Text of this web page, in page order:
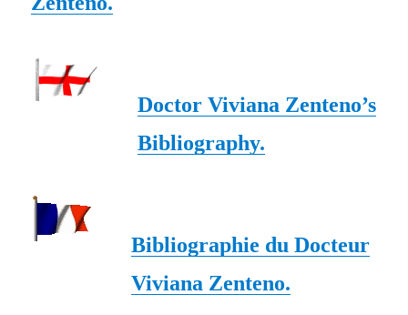
Doctor Viviana Zenteno’s
Bibliography.
Bibliographie du Docteur
Viviana Zenteno.